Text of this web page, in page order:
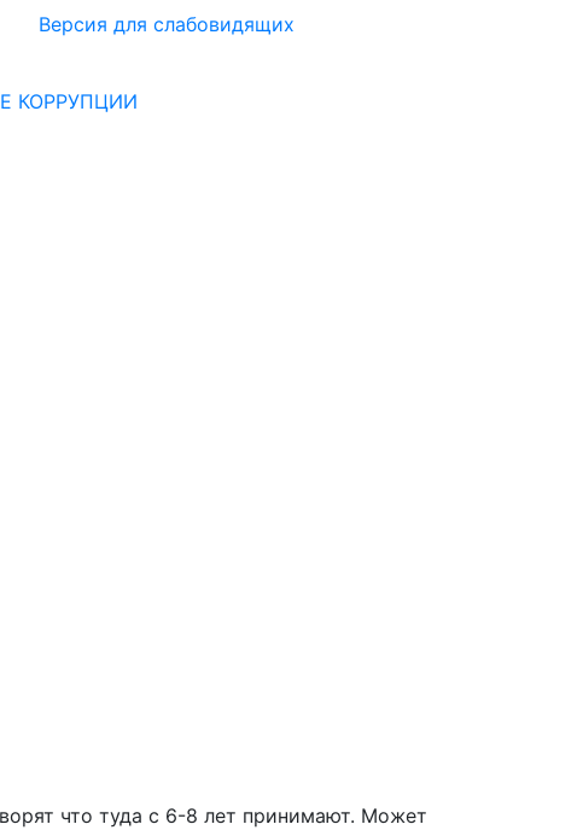
Версия для слабовидящих
КОРРУПЦИИ
что туда с 6-8 лет принимают. Может